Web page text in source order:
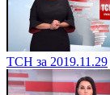
ТСН за 2019.11.29